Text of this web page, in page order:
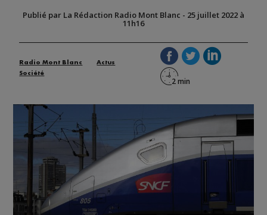
Publié par La Rédaction Radio Mont Blanc - 25 juillet 2022 à
11h16
Radio Mont Blanc
Actus
Société